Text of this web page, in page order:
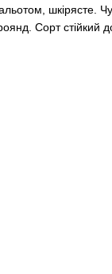
шкірясте.
Сорт стійкий